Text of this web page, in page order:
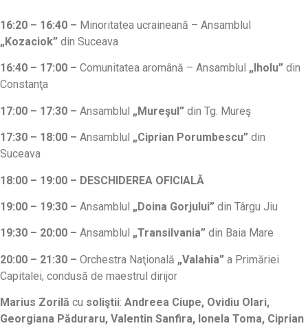
16:20 – 16:40 – Minoritatea ucraineană – Ansamblul
„Kozaciok” din Suceava
16:40 – 17:00 – Comunitatea aromână – Ansamblul „Iholu” din
Constanţa
17:00 – 17:30 – Ansamblul „Mureşul” din Tg. Mureş
17:30 – 18:00 – Ansamblul „Ciprian Porumbescu” din
Suceava
18:00 – 19:00 – DESCHIDEREA OFICIALĂ
19:00 – 19:30 – Ansamblul „Doina Gorjului” din Târgu Jiu
19:30 – 20:00 – Ansamblul „Transilvania” din Baia Mare
20:00 – 21:30 – Orchestra Naţională „Valahia” a Primăriei
Capitalei, condusă de maestrul dirijor
Marius Zorilă cu soliştii: Andreea Ciupe, Ovidiu Olari,
Georgiana Păduraru, Valentin Sanfira, Ionela Toma, Ciprian